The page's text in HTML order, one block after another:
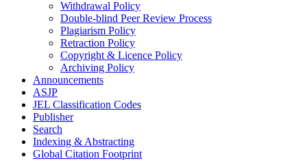
Withdrawal Policy
Double-blind Peer Review Process
Plagiarism Policy
Retraction Policy
Copyright & Licence Policy
Archiving Policy
Announcements
ASJP
JEL Classification Codes
Publisher
Search
Indexing & Abstracting
Global Citation Footprint